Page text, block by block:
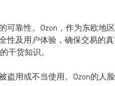
靠性。Ozon，作为东欧地
性及用户体验，确保交易的
干货知识。
盗用或不当使用。Ozon的人